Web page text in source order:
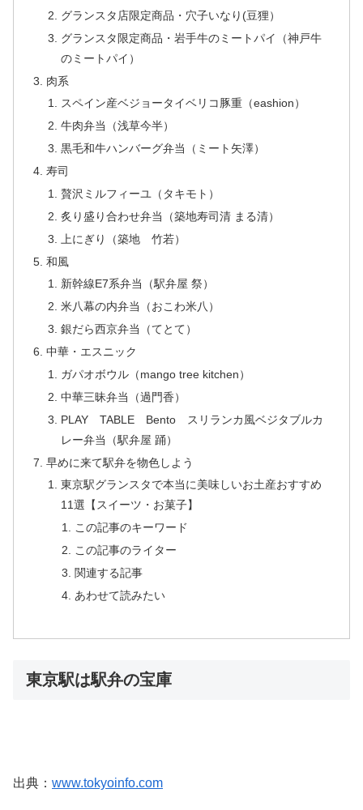
グランスタ店限定商品・穴子いなり(豆狸）
グランスタ限定商品・岩手牛のミートパイ（神戸牛
のミートパイ）
肉系
スペイン産ベジョータイベリコ豚重（eashion）
牛肉弁当（浅草今半）
黒毛和牛ハンバーグ弁当（ミート矢澤）
寿司
贅沢ミルフィーユ（タキモト）
炙り盛り合わせ弁当（築地寿司清 まる清）
上にぎり（築地 竹若）
和風
新幹線E7系弁当（駅弁屋 祭）
米八幕の内弁当（おこわ米八）
銀だら西京弁当（てとて）
中華・エスニック
ガパオボウル（mango tree kitchen）
中華三昧弁当（過門香）
PLAY TABLE Bento スリランカ風ベジタブルカ
レー弁当（駅弁屋 踊）
早めに来て駅弁を物色しよう
東京駅グランスタで本当に美味しいお土産おすすめ
11選【スイーツ・お菓子】
この記事のキーワード
この記事のライター
関連する記事
あわせて読みたい
東京駅は駅弁の宝庫
出典： www.tokyoinfo.com